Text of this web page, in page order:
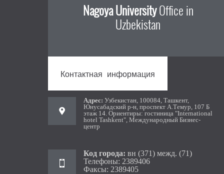
Nagoya UniversityOffice in
Uzbekistan
Контактная информация
Aдрес: Узбекистан, 100084, Ташкент,
Юнусабадский р-н, проспект А.Темур, 107 Б
этаж 14. Ориентиры: гостиница "International
hotel Tashkent", Международный Бизнес-
центр
Код города: вн (371) межд. (71)
Телефоны: 2389406
Факсы: 2389405